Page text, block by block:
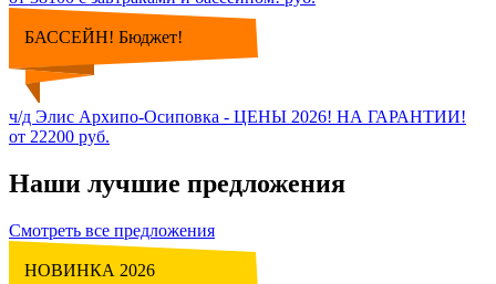
БАССЕЙН! Бюджет!
ч/д Элис Архипо-Осиповка - ЦЕНЫ 2026! НА ГАРАНТИИ!
от 22200 руб.
Наши лучшие предложения
Смотреть все предложения
НОВИНКА 2026